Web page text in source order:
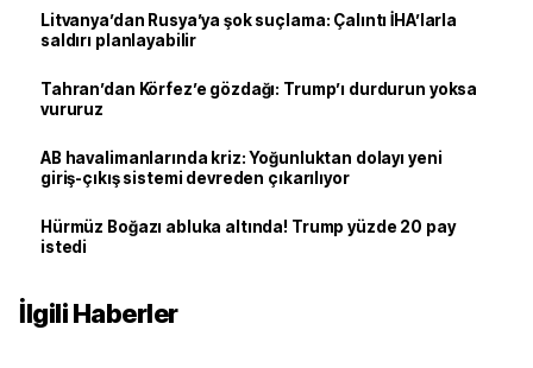
Litvanya’dan Rusya’ya şok suçlama: Çalıntı İHA’larla
saldırı planlayabilir
Tahran’dan Körfez’e gözdağı: Trump’ı durdurun yoksa
vururuz
AB havalimanlarında kriz: Yoğunluktan dolayı yeni
giriş-çıkış sistemi devreden çıkarılıyor
Hürmüz Boğazı abluka altında! Trump yüzde 20 pay
istedi
İlgili Haberler